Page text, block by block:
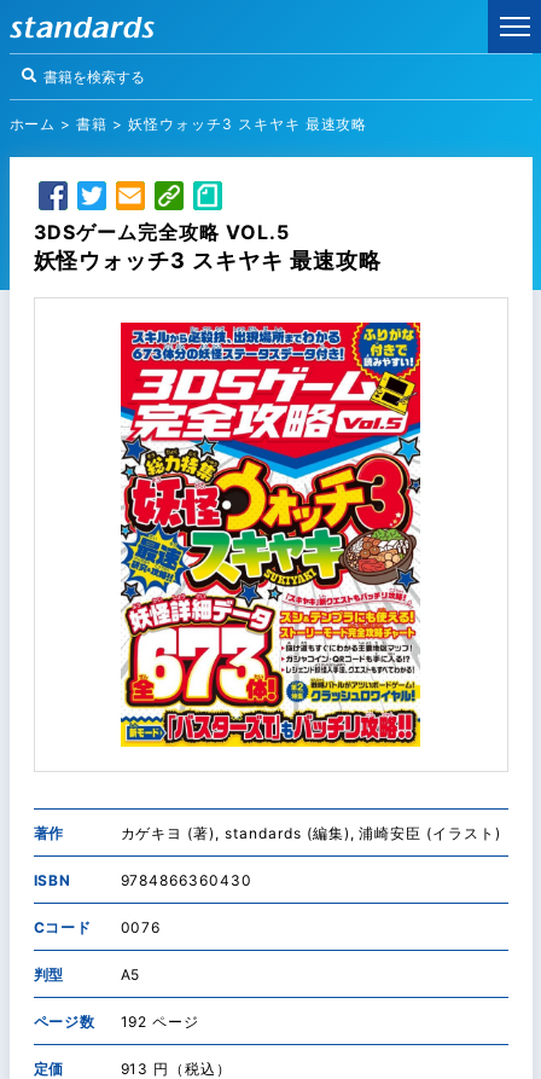
ホーム >書籍 >妖怪ウォッチ3 スキヤキ 最速攻略
3DSゲーム完全攻略 VOL.5
妖怪ウォッチ3 スキヤキ 最速攻略
著作 カゲキヨ (著), standards (編集), 浦崎安臣 (イラスト)
ISBN 9784866360430
Cコード 0076
判型 A5
ページ数 192 ページ
定価 913 円（税込）